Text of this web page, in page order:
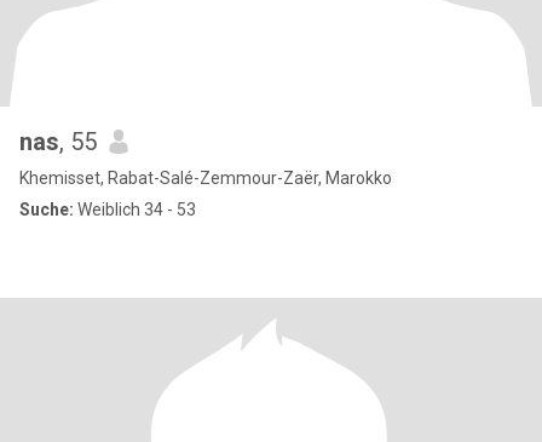
nas, 55
Khemisset, Rabat-Salé-Zemmour-Zaër, Marokko
Suche: Weiblich 34 - 53